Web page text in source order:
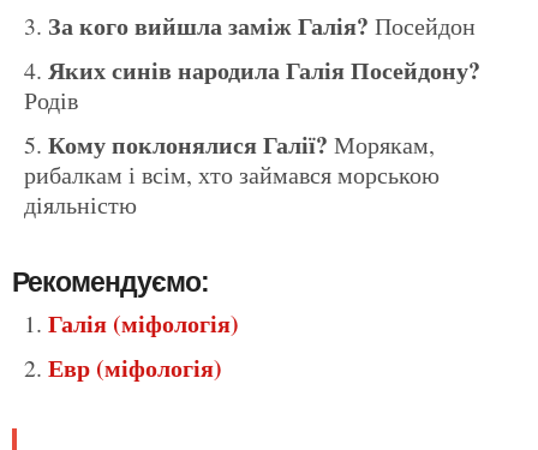
За кого вийшла заміж Галія? Посейдон
Яких синів народила Галія Посейдону?
Родів
Кому поклонялися Галії? Морякам,
рибалкам і всім, хто займався морською
діяльністю
Рекомендуємо:
Галія (міфологія)
Евр (міфологія)